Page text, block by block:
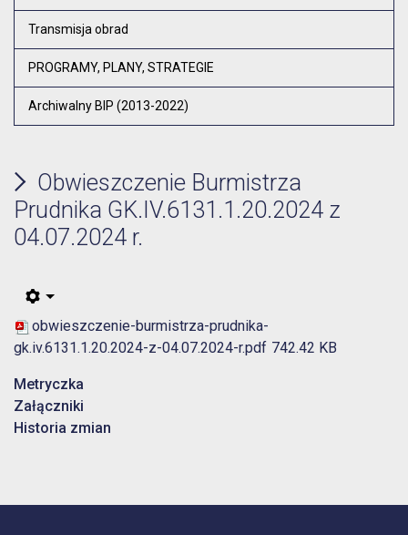
Transmisja obrad
PROGRAMY, PLANY, STRATEGIE
Archiwalny BIP (2013-2022)
Obwieszczenie Burmistrza
Prudnika GK.IV.6131.1.20.2024 z
04.07.2024 r.
obwieszczenie-burmistrza-prudnika-
gk.iv.6131.1.20.2024-z-04.07.2024-r.pdf 742.42 KB
Metryczka
Załączniki
Historia zmian